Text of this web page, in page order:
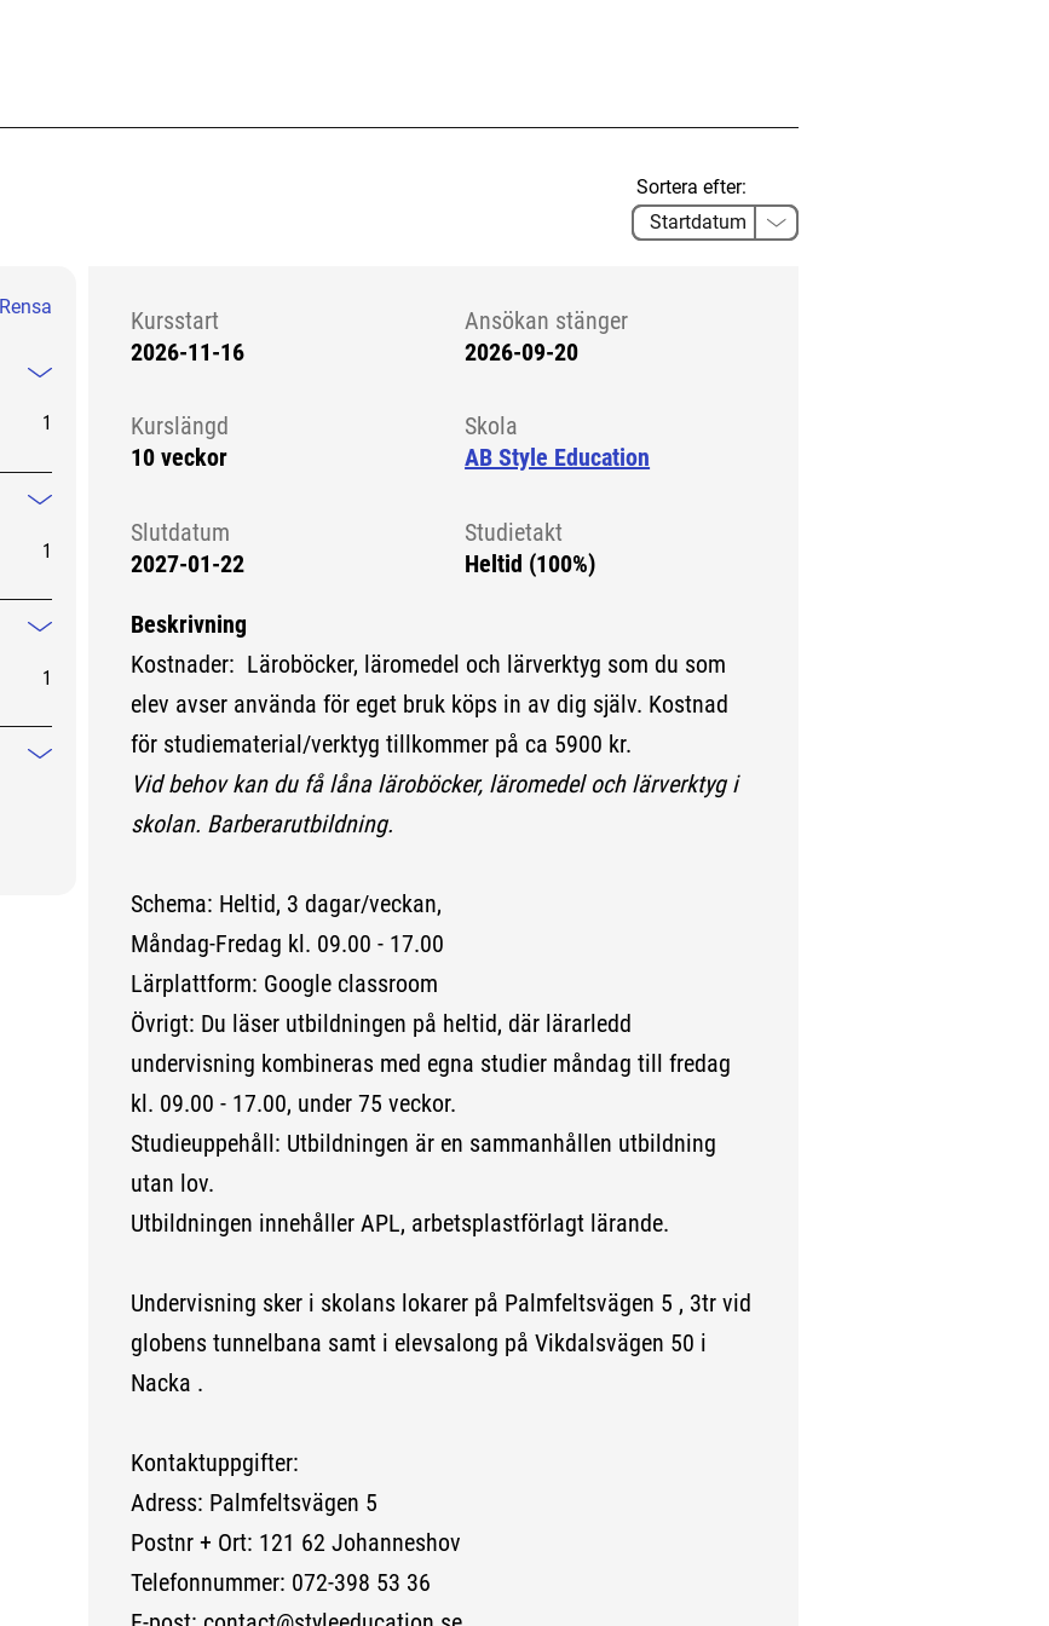
Sortera efter:
Rensa
1
Mindre information
1
1
Mindre information
Kursstart
2026-11-16
Ansökan stänger
2026-09-20
Kurslängd
10 veckor
Skola
AB Style Education
Slutdatum
2027-01-22
Studietakt
Heltid (100%)
Beskrivning
Kostnader: Läroböcker, läromedel och lärverktyg som du som
elev avser använda för eget bruk köps in av dig själv. Kostnad
för studiematerial/verktyg tillkommer på ca 5900 kr.
Vid behov kan du få låna läroböcker, läromedel och lärverktyg i
skolan. Barberarutbildning.
Schema: Heltid, 3 dagar/veckan,
Måndag-Fredag kl. 09.00 - 17.00
Lärplattform: Google classroom
Övrigt: Du läser utbildningen på heltid, där lärarledd
undervisning kombineras med egna studier måndag till fredag
kl. 09.00 - 17.00, under 75 veckor.
Studieuppehåll: Utbildningen är en sammanhållen utbildning
utan lov.
Utbildningen innehåller APL, arbetsplastförlagt lärande.
Undervisning sker i skolans lokarer på Palmfeltsvägen 5 , 3tr vid
globens tunnelbana samt i elevsalong på Vikdalsvägen 50 i
Nacka .
Kontaktuppgifter:
Adress: Palmfeltsvägen 5
Postnr + Ort: 121 62 Johanneshov
Telefonnummer: 072-398 53 36